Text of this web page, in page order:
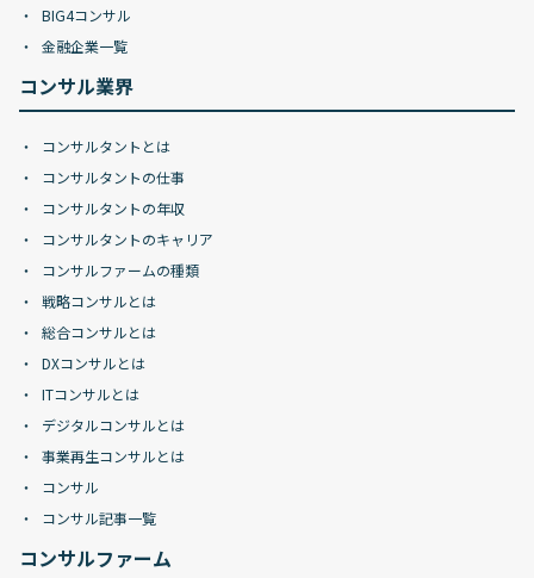
BIG4コンサル
金融企業一覧
コンサル業界
コンサルタントとは
コンサルタントの仕事
コンサルタントの年収
コンサルタントのキャリア
コンサルファームの種類
戦略コンサルとは
総合コンサルとは
DXコンサルとは
ITコンサルとは
デジタルコンサルとは
事業再生コンサルとは
コンサル
コンサル記事一覧
コンサルファーム